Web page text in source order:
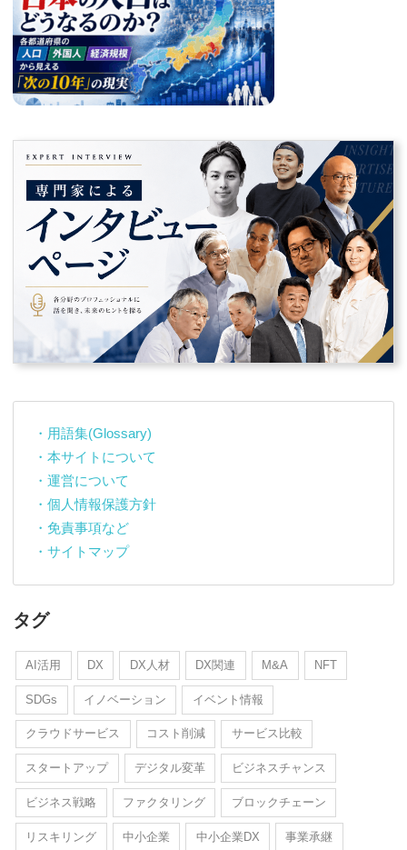
・用語集(Glossary)
・本サイトについて
・運営について
・個人情報保護方針
・免責事項など
・サイトマップ
タグ
AI活用 DX DX人材 DX関連 M&A NFT
SDGs イノベーション イベント情報
クラウドサービス コスト削減 サービス比較
スタートアップ デジタル変革 ビジネスチャンス
ビジネス戦略 ファクタリング ブロックチェーン
リスキリング 中小企業 中小企業DX 事業承継